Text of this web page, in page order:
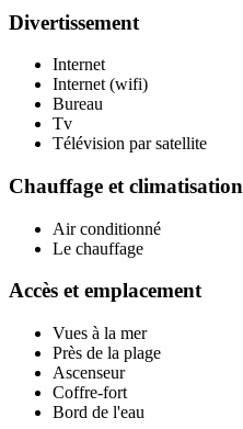
Divertissement
Internet
Internet (wifi)
Bureau
Tv
Télévision par satellite
Chauffage et climatisation
Air conditionné
Le chauffage
Accès et emplacement
Vues à la mer
Près de la plage
Ascenseur
Coffre-fort
Bord de l'eau